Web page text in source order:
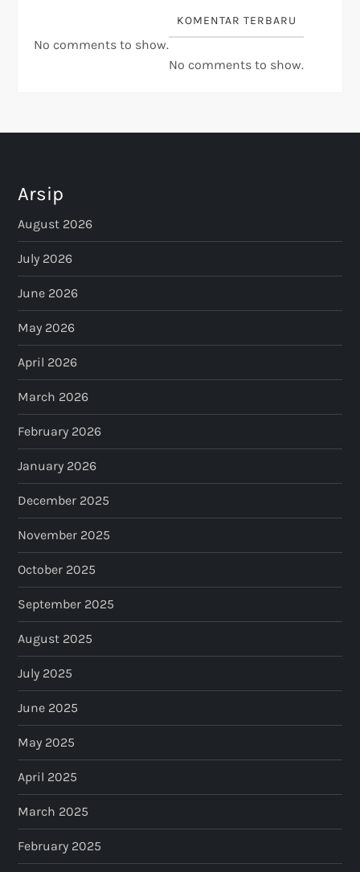
No comments to show.
KOMENTAR TERBARU
No comments to show.
Arsip
August 2026
July 2026
June 2026
May 2026
April 2026
March 2026
February 2026
January 2026
December 2025
November 2025
October 2025
September 2025
August 2025
July 2025
June 2025
May 2025
April 2025
March 2025
February 2025